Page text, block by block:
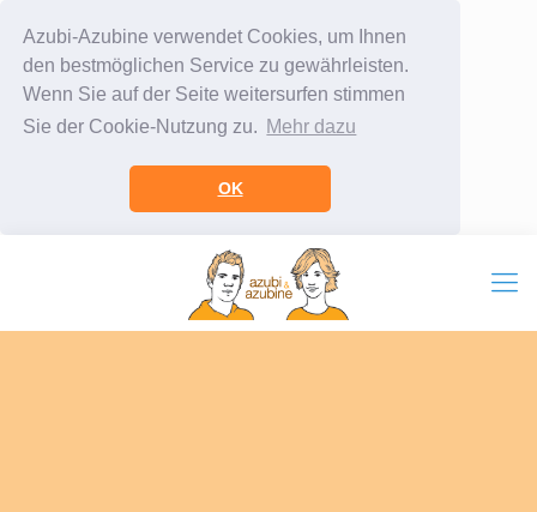
Azubi-Azubine verwendet Cookies, um Ihnen
den bestmöglichen Service zu gewährleisten.
Wenn Sie auf der Seite weitersurfen stimmen
Sie der Cookie-Nutzung zu. Mehr dazu
OK